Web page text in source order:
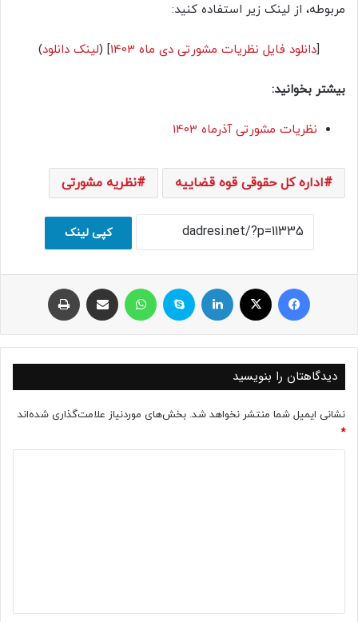
مربوطه، از لینک زیر استفاده کنید:
[دانلود فایل نظریات مشورتی دی ماه 1403 ] (لینک دانلود)
بیشتر بخوانید:
نظریات مشورتی آذرماه 1403
اداره کل حقوقی قوه قضاییه نظریه مشورتی
کپی لینک
فیسبوک ایکس لینکداین اسکایپ واتس آپ اشتراک با ایمیل
دیدگاهتان را بنویسید
نشانی ایمیل شما منتشر نخواهد شد. بخش‌های موردنیاز علامت‌گذاری شده‌اند
*